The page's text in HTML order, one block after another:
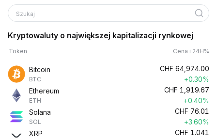
Szukaj
Kryptowaluty o największej kapitalizacji rynkowej
Token Cena i 24H%
Bitcoin
BTC
CHF 64,974.00
+0.30%
Ethereum
ETH
CHF 1,919.67
+0.40%
Solana
SOL
CHF 76.01
+3.60%
XRP
CHF 1.041